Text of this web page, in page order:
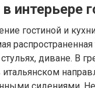
интерьере
гостиной и
распространенная
диване. В